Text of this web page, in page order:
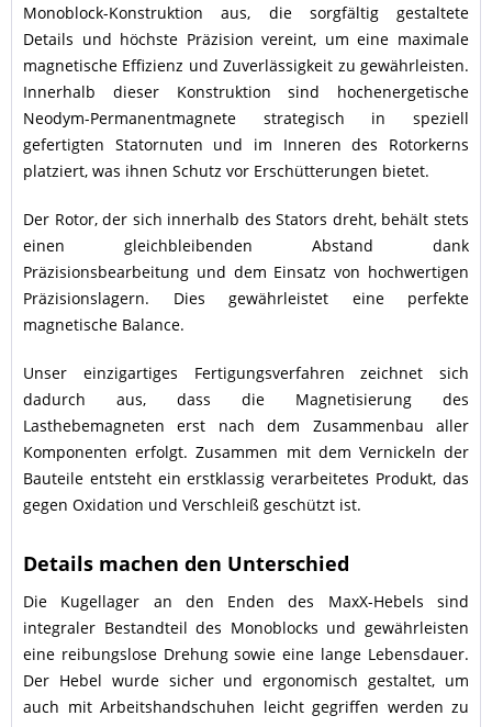
Monoblock-Konstruktion aus, die sorgfältig gestaltete
Details und höchste Präzision vereint, um eine maximale
magnetische Effizienz und Zuverlässigkeit zu gewährleisten.
Innerhalb dieser Konstruktion sind hochenergetische
Neodym-Permanentmagnete strategisch in speziell
gefertigten Statornuten und im Inneren des Rotorkerns
platziert, was ihnen Schutz vor Erschütterungen bietet.
Der Rotor, der sich innerhalb des Stators dreht, behält stets
einen gleichbleibenden Abstand dank
Präzisionsbearbeitung und dem Einsatz von hochwertigen
Präzisionslagern. Dies gewährleistet eine perfekte
magnetische Balance.
Unser einzigartiges Fertigungsverfahren zeichnet sich
dadurch aus, dass die Magnetisierung des
Lasthebemagneten erst nach dem Zusammenbau aller
Komponenten erfolgt. Zusammen mit dem Vernickeln der
Bauteile entsteht ein erstklassig verarbeitetes Produkt, das
gegen Oxidation und Verschleiß geschützt ist.
Details machen den Unterschied
Die Kugellager an den Enden des MaxX-Hebels sind
integraler Bestandteil des Monoblocks und gewährleisten
eine reibungslose Drehung sowie eine lange Lebensdauer.
Der Hebel wurde sicher und ergonomisch gestaltet, um
auch mit Arbeitshandschuhen leicht gegriffen werden zu